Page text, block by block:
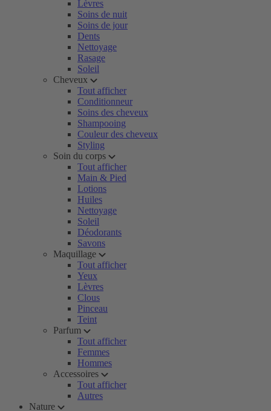
Lèvres
Soins de nuit
Soins de jour
Dents
Nettoyage
Rasage
Soleil
Cheveux
Tout afficher
Conditionneur
Soins des cheveux
Shampooing
Couleur des cheveux
Styling
Soin du corps
Tout afficher
Main & Pied
Lotions
Huiles
Nettoyage
Soleil
Déodorants
Savons
Maquillage
Tout afficher
Yeux
Lèvres
Clous
Pinceau
Teint
Parfum
Tout afficher
Femmes
Hommes
Accessoires
Tout afficher
Autres
Nature